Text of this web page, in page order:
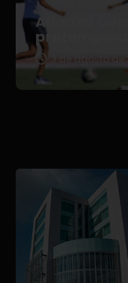
Afianza
3 de agosto de